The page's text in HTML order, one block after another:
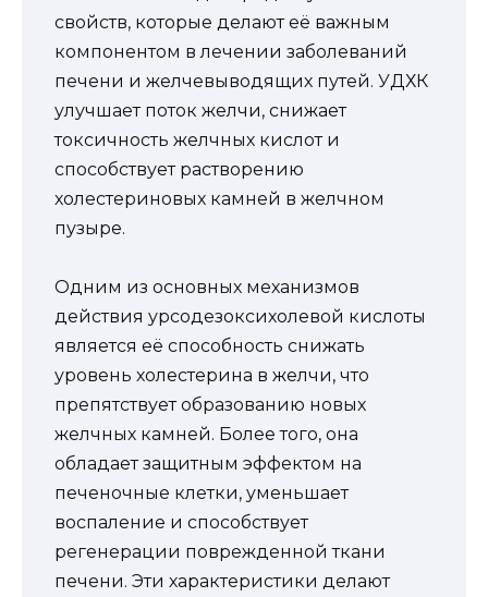
свойств, которые делают её важным
компонентом в лечении заболеваний
печени и желчевыводящих путей. УДХК
улучшает поток желчи, снижает
токсичность желчных кислот и
способствует растворению
холестериновых камней в желчном
пузыре.
Одним из основных механизмов
действия урсодезоксихолевой кислоты
является её способность снижать
уровень холестерина в желчи, что
препятствует образованию новых
желчных камней. Более того, она
обладает защитным эффектом на
печеночные клетки, уменьшает
воспаление и способствует
регенерации поврежденной ткани
печени. Эти характеристики делают